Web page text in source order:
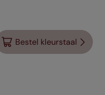
Bestel kleurstaal